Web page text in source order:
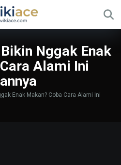
Nggak Enak
Alami Ini
Enak Makan? Coba Cara Alami Ini